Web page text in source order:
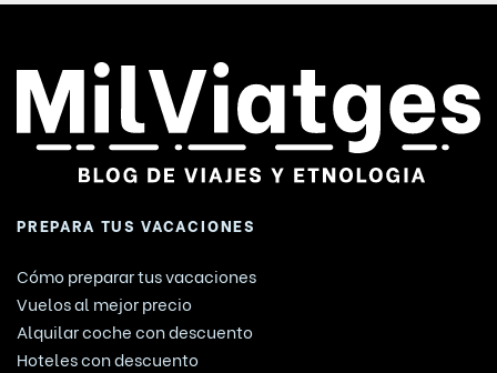
PREPARA TUS VACACIONES
Cómo preparar tus vacaciones
Vuelos al mejor precio
Alquilar coche con descuento
Hoteles con descuento